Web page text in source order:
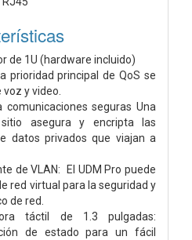
de 1U (hardware incluido)
prioridad principal de QoS se
y video.
comunicaciones seguras Una
asegura y encripta las
datos privados que viajan a
de VLAN: El UDM Pro puede
red virtual para la seguridad y
de red.
táctil de 1.3 pulgadas:
de estado para un fácil